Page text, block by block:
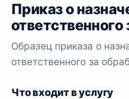
Приказ о
Образец приказа о
ответственного за
Что входит в услугу